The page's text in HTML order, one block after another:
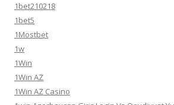
1bet210218
1bet5
1Mostbet
1w
1Win
1Win AZ
1Win AZ Casino